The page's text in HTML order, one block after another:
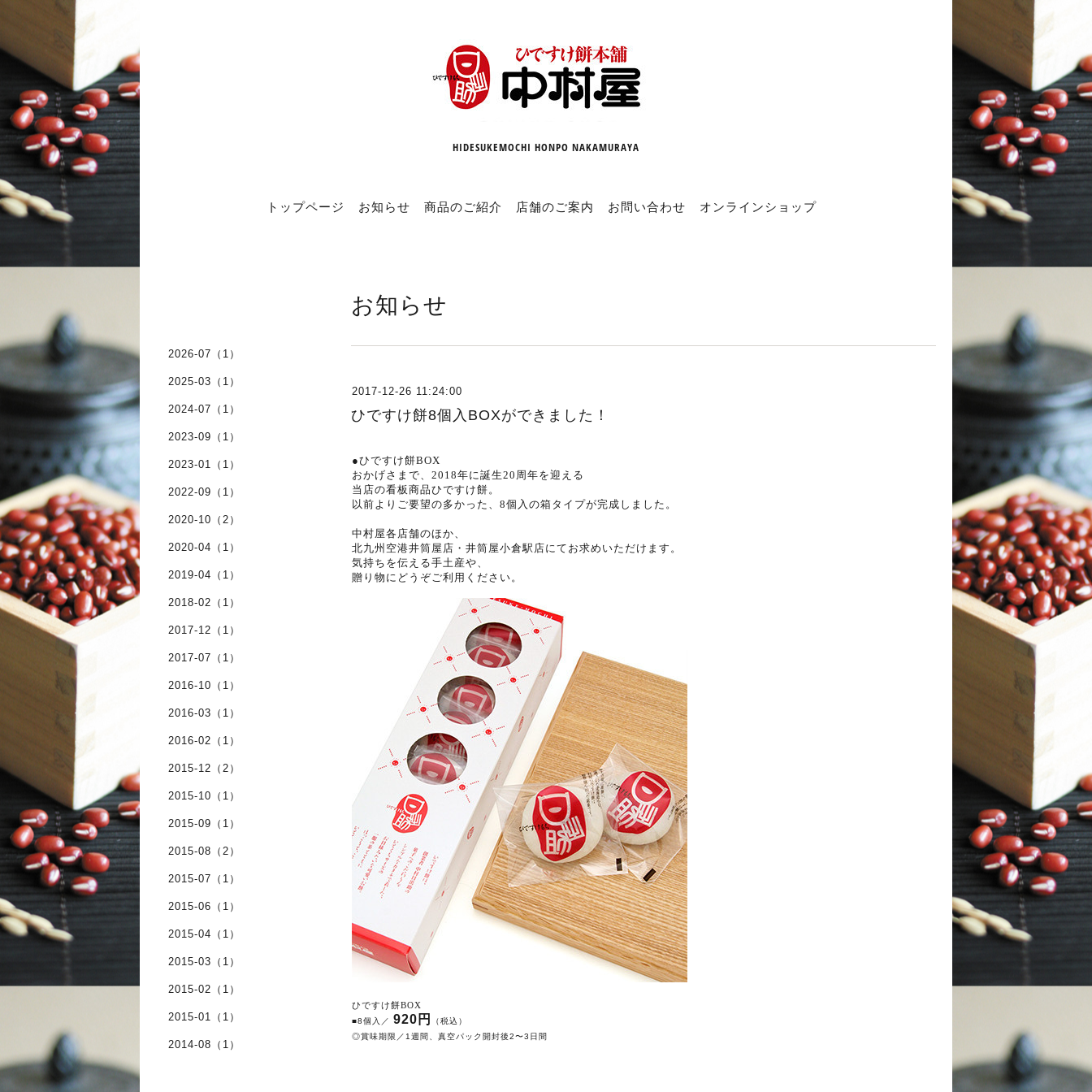
HIDESUKEMOCHI HONPO NAKAMURAYA
トップページ お知らせ 商品のご紹介 店舗のご案内 お問い合わせ オンラインショップ
お知らせ
2017-12-26 11:24:00
ひですけ餅8個入BOXができました！
●ひですけ餅BOX
おかげさまで、2018年に誕生20周年を迎える
当店の看板商品ひですけ餅。
以前よりご要望の多かった、8個入の箱タイプが完成しました。
中村屋各店舗のほか、
北九州空港井筒屋店・井筒屋小倉駅店にて お求めいただけます。
気持ちを伝える手土産や、
贈り物にどうぞご利用ください。
ひですけ餅BOX
■8個入／ 920 円
（税込）
◎賞味期限／1週間、真空パック開封後2〜3日間
2026-07（1）
2025-03（1）
2024-07（1）
2023-09（1）
2023-01（1）
2022-09（1）
2020-10（2）
2020-04（1）
2019-04（1）
2018-02（1）
2017-12（1）
2017-07（1）
2016-10（1）
2016-03（1）
2016-02（1）
2015-12（2）
2015-10（1）
2015-09（1）
2015-08（2）
2015-07（1）
2015-06（1）
2015-04（1）
2015-03（1）
2015-02（1）
2015-01（1）
2014-08（1）